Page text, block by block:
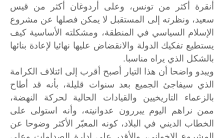
أنقرة أكثر من تونس، وعلى أردوغان أكثر من قيس
سعيد، ونظرته إلى المستقبل لا يمكن فصلها عن مشروع
الإسلام السياسي في المنطقة، ومشكلته الأساسية كيف
يستطيع تفكيك الدولة والانقضاض عليها نهائيا لإعادة بنائها
بالشكل الذي يراه مناسبا.
ويبدو واضحا أن هذا التيار أصبح أقرب إلى ائتلاف الكرامة
الذي سيفاجئ الجميع بعد سنوات قليلة، بأنه قد أطاح
بالزعماء التاريخيين والقيادات الحالية لحركة النهضة،
ممن نراهم اليوم يبررون عدوانيته، وأنه استولى على
الخطاب الديني في البلاد، كونه المعبّر الأكثر وضوحا عن